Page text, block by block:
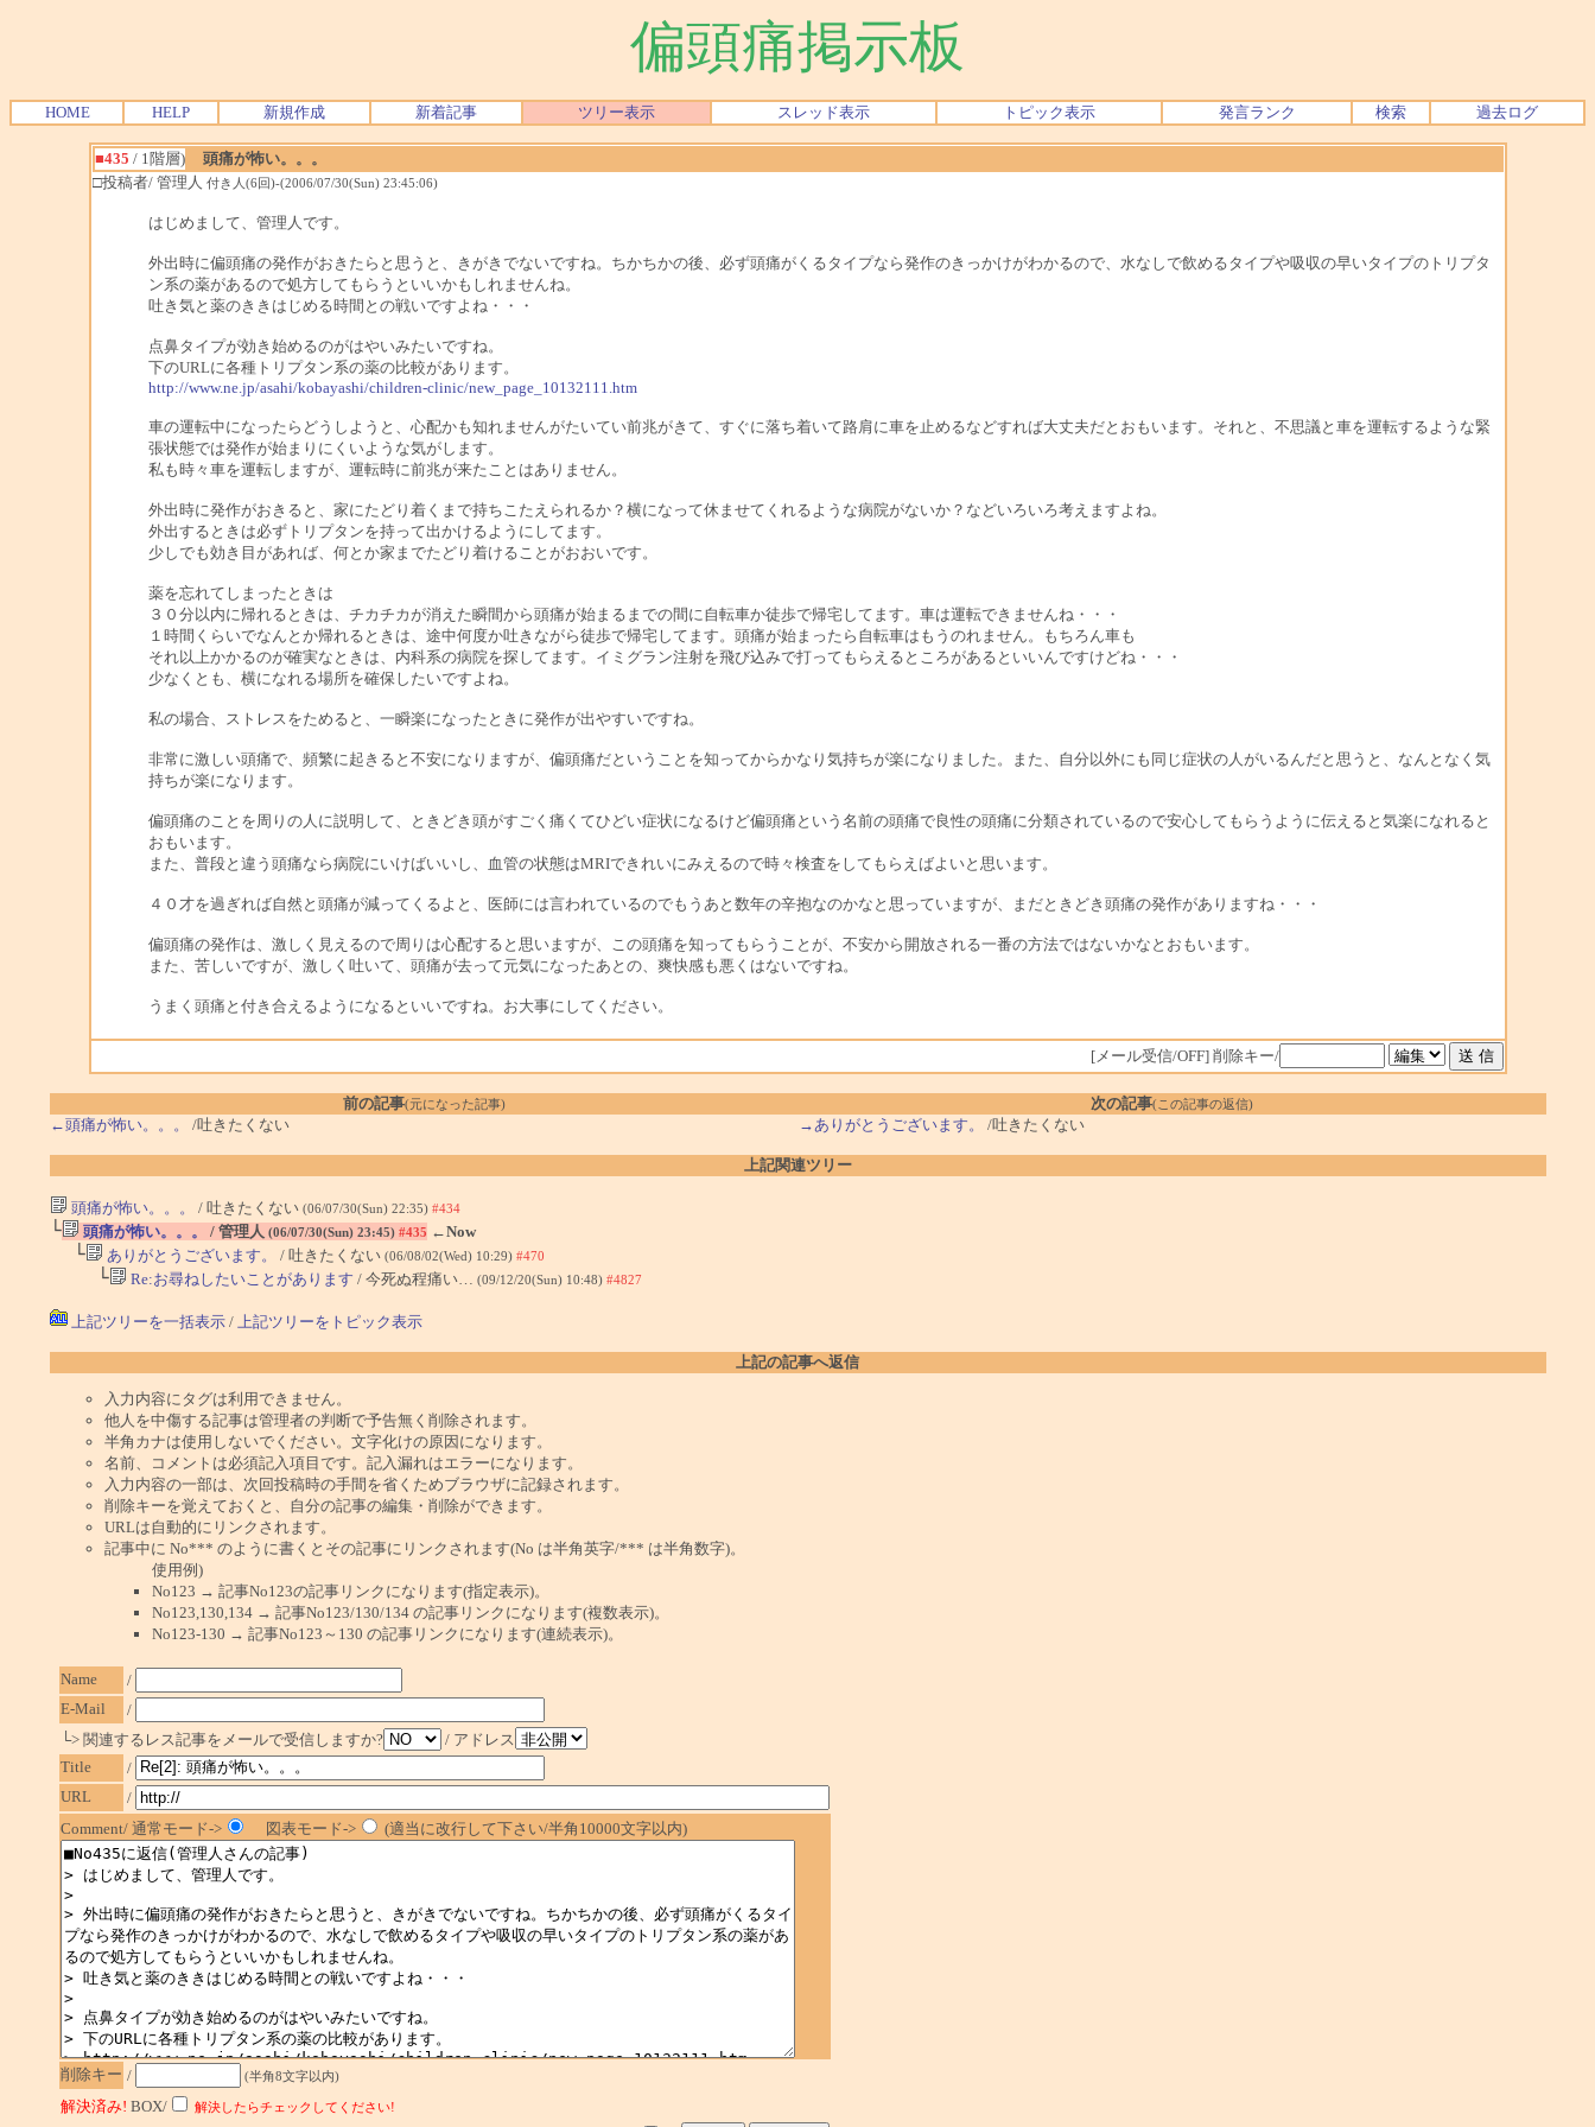
偏頭痛掲示板
HOME HELP 新規作成 新着記事 ツリー表示 スレッド表示 トピック表示 発言ランク 検索 過去ログ
■435 / 1階層)
頭痛が怖い。。。
□投稿者/ 管理人 付き人(6回)-(2006/07/30(Sun) 23:45:06)
はじめまして、管理人です。
外出時に偏頭痛の発作がおきたらと思うと、きがきでないですね。ちかちかの後、必ず頭痛がくるタイプなら発作のきっかけがわかるので、水なしで飲めるタイプや吸収の早いタイプのトリプタ
ン系の薬があるので処方してもらうといいかもしれませんね。
吐き気と薬のききはじめる時間との戦いですよね・・・
点鼻タイプが効き始めるのがはやいみたいですね。
下のURLに各種トリプタン系の薬の比較があります。
http://www.ne.jp/asahi/kobayashi/children-clinic/new_page_10132111.htm
車の運転中になったらどうしようと、心配かも知れませんがたいてい前兆がきて、すぐに落ち着いて路肩に車を止めるなどすれば大丈夫だとおもいます。それと、不思議と車を運転するような緊
張状態では発作が始まりにくいような気がします。
私も時々車を運転しますが、運転時に前兆が来たことはありません。
外出時に発作がおきると、家にたどり着くまで持ちこたえられるか？横になって休ませてくれるような病院がないか？などいろいろ考えますよね。
外出するときは必ずトリプタンを持って出かけるようにしてます。
少しでも効き目があれば、何とか家までたどり着けることがおおいです。
薬を忘れてしまったときは
３０分以内に帰れるときは、チカチカが消えた瞬間から頭痛が始まるまでの間に自転車か徒歩で帰宅してます。車は運転できませんね・・・
１時間くらいでなんとか帰れるときは、途中何度か吐きながら徒歩で帰宅してます。頭痛が始まったら自転車はもうのれません。もちろん車も
それ以上かかるのが確実なときは、内科系の病院を探してます。イミグラン注射を飛び込みで打ってもらえるところがあるといいんですけどね・・・
少なくとも、横になれる場所を確保したいですよね。
私の場合、ストレスをためると、一瞬楽になったときに発作が出やすいですね。
非常に激しい頭痛で、頻繁に起きると不安になりますが、偏頭痛だということを知ってからかなり気持ちが楽になりました。また、自分以外にも同じ症状の人がいるんだと思うと、なんとなく気
持ちが楽になります。
偏頭痛のことを周りの人に説明して、ときどき頭がすごく痛くてひどい症状になるけど偏頭痛という名前の頭痛で良性の頭痛に分類されているので安心してもらうように伝えると気楽になれると
おもいます。
また、普段と違う頭痛なら病院にいけばいいし、血管の状態はMRIできれいにみえるので時々検査をしてもらえばよいと思います。
４０才を過ぎれば自然と頭痛が減ってくるよと、医師には言われているのでもうあと数年の辛抱なのかなと思っていますが、まだときどき頭痛の発作がありますね・・・
偏頭痛の発作は、激しく見えるので周りは心配すると思いますが、この頭痛を知ってもらうことが、不安から開放される一番の方法ではないかなとおもいます。
また、苦しいですが、激しく吐いて、頭痛が去って元気になったあとの、爽快感も悪くはないですね。
うまく頭痛と付き合えるようになるといいですね。お大事にしてください。
[メール受信/OFF] 削除キー/
前の記事(元になった記事) 次の記事(この記事の返信)
←頭痛が怖い。。。 /吐きたくない →ありがとうございます。 /吐きたくない
上記関連ツリー
頭痛が怖い。。。 / 吐きたくない (06/07/30(Sun) 22:35) #434
└ 頭痛が怖い。。。 / 管理人 (06/07/30(Sun) 23:45) #435 ←Now
└ ありがとうございます。 / 吐きたくない (06/08/02(Wed) 10:29) #470
└ Re:お尋ねしたいことがあります / 今死ぬ程痛い… (09/12/20(Sun) 10:48) #4827
上記ツリーを一括表示/ 上記ツリーをトピック表示
上記の記事へ返信
入力内容にタグは利用できません。
他人を中傷する記事は管理者の判断で予告無く削除されます。
半角カナは使用しないでください。文字化けの原因になります。
名前、コメントは必須記入項目です。記入漏れはエラーになります。
入力内容の一部は、次回投稿時の手間を省くためブラウザに記録されます。
削除キーを覚えておくと、自分の記事の編集・削除ができます。
URLは自動的にリンクされます。
記事中に No*** のように書くとその記事にリンクされます(No は半角英字/*** は半角数字)。
使用例)
No123 → 記事No123の記事リンクになります(指定表示)。
No123,130,134 → 記事No123/130/134 の記事リンクになります(複数表示)。
No123-130 → 記事No123～130 の記事リンクになります(連続表示)。
Name
/
E-Mail
/
└> 関連するレス記事をメールで受信しますか?
/ アドレス
Title
/
URL
/
Comment/ 通常モード->
図表モード-> (適当に改行して下さい/半角10000文字以内)
削除キー / (半角8文字以内)
解決済み! BOX/ 解決したらチェックしてください!